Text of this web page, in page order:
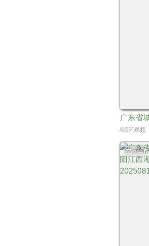
//综艺视频
已完结